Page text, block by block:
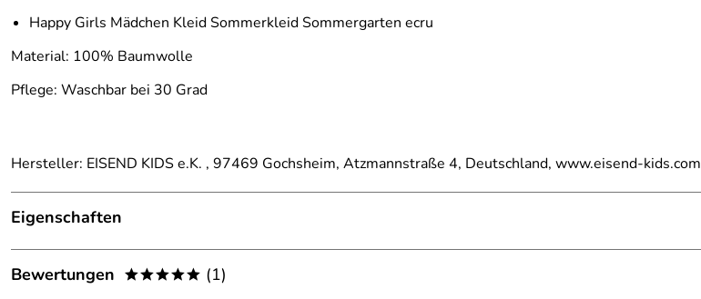
Happy Girls Mädchen Kleid Sommerkleid Sommergarten ecru
Material: 100% Baumwolle
Pflege: Waschbar bei 30 Grad
Hersteller: EISEND KIDS e.K. , 97469 Gochsheim, Atzmannstraße 4, Deutschland, www.eisend-kids.com
Eigenschaften
Details
Farbe:
Ecru / Mehrfarbig
Bewertungen ***** (1)